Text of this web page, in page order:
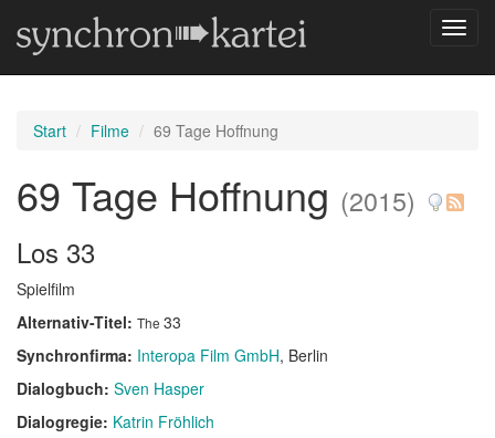
Start Filme 69 Tage Hoffnung
69 Tage Hoffnung (2015)
Los 33
Spielfilm
Alternativ-Titel: The 33
Synchronfirma: Interopa Film GmbH, Berlin
Dialogbuch: Sven Hasper
Dialogregie: Katrin Fröhlich